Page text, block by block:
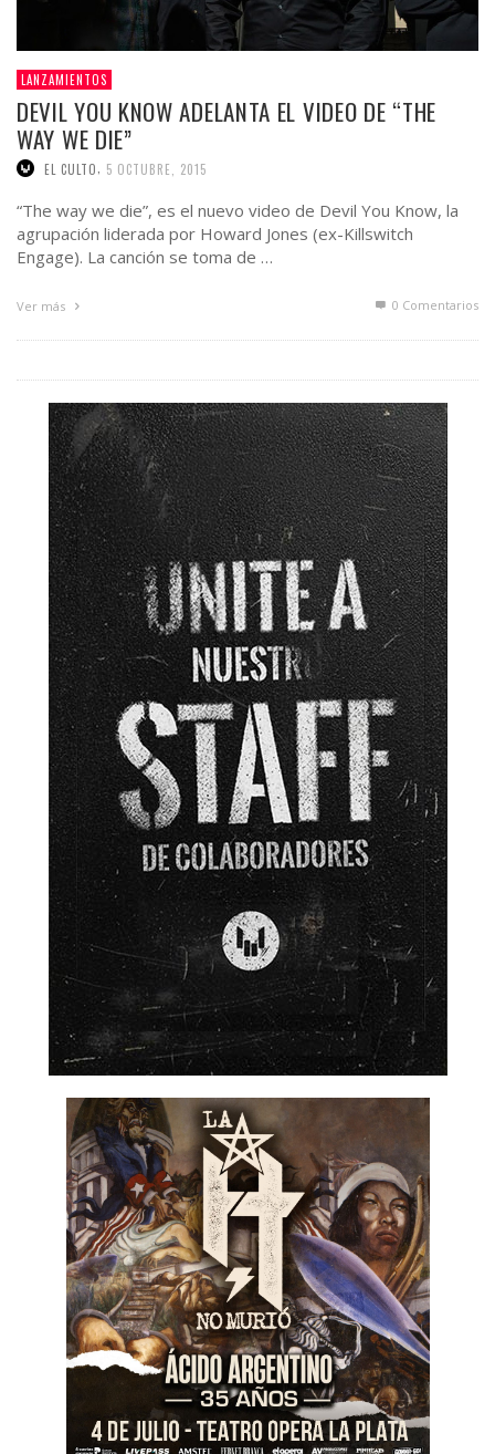
LANZAMIENTOS
DEVIL YOU KNOW ADELANTA EL VIDEO DE “THE
WAY WE DIE”
EL CULTO 5 OCTUBRE, 2015
“The way we die”, es el nuevo video de Devil You Know, la
agrupación liderada por Howard Jones (ex-Killswitch
Engage). La canción se toma de …
Ver más 0 Comentarios